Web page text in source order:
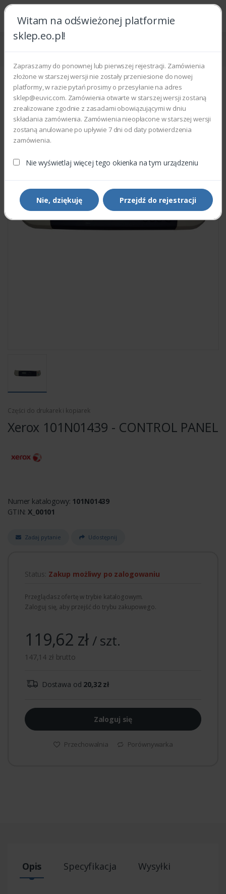
Witam na odświeżonej platformie
sklep.eo.pl!
Zapraszamy do ponownej lub pierwszej rejestracji. Zamówienia
złożone w starszej wersji nie zostały przeniesione do nowej
platformy, w razie pytań prosimy o przesyłanie na adres
sklep@euvic.com. Zamówienia otwarte w starszej wersji zostaną
zrealizowane zgodnie z zasadami obowiązującymi w dniu
składania zamówienia. Zamówienia nieopłacone w starszej wersji
zostaną anulowane po upływie 7 dni od daty potwierdzenia
zamówienia.
Nie wyświetlaj więcej tego okienka na tym urządzeniu
Nie, dziękuję Przejdź do rejestracji
Strona główna Części zamienne
Części do drukarek i kopiarek
Xerox 101N01439 - CONTROL PANEL
Numer katalogowy: 101N01439
GTIN:X_00101
Zadaj pytanie Udostępnij
Status: Zakup możliwy po zalogowaniu
Przeglądasz ofertę w trybie katalogowym.
Zaloguj się, aby przejść do trybu zakupowego.
119,62 zł/ szt.
147,14 zł brutto
Dostawa od 20,32 zł
Zaloguj się
Przechowalnia Porównywarka
Opis Specyfikacja Wysyłki